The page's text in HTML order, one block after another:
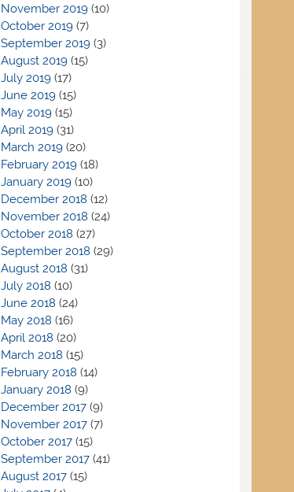
November 2019(10)
October 2019(7)
September 2019(3)
August 2019(15)
July 2019(17)
June 2019(15)
May 2019(15)
April 2019(31)
March 2019(20)
February 2019(18)
January 2019(10)
December 2018 (12)
November 2018 (24)
October 2018 (27)
September 2018 (29)
August 2018 (31)
July 2018 (10)
June 2018 (24)
May 2018 (16)
April 2018 (20)
March 2018 (15)
February 2018 (14)
January 2018 (9)
December 2017(9)
November 2017(7)
October 2017(15)
September 2017(41)
August 2017(15)